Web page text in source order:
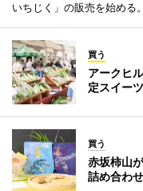
いちじく」の販売を始める。
買う
アークヒ
定スイー
買う
赤坂柿山
詰め合わせ